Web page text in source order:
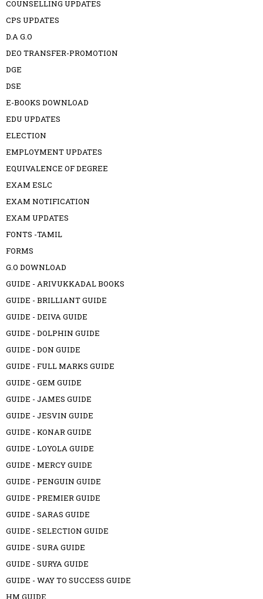
COUNSELLING UPDATES
CPS UPDATES
D.A G.O
DEO TRANSFER-PROMOTION
DGE
DSE
E-BOOKS DOWNLOAD
EDU UPDATES
ELECTION
EMPLOYMENT UPDATES
EQUIVALENCE OF DEGREE
EXAM ESLC
EXAM NOTIFICATION
EXAM UPDATES
FONTS -TAMIL
FORMS
G.O DOWNLOAD
GUIDE - ARIVUKKADAL BOOKS
GUIDE - BRILLIANT GUIDE
GUIDE - DEIVA GUIDE
GUIDE - DOLPHIN GUIDE
GUIDE - DON GUIDE
GUIDE - FULL MARKS GUIDE
GUIDE - GEM GUIDE
GUIDE - JAMES GUIDE
GUIDE - JESVIN GUIDE
GUIDE - KONAR GUIDE
GUIDE - LOYOLA GUIDE
GUIDE - MERCY GUIDE
GUIDE - PENGUIN GUIDE
GUIDE - PREMIER GUIDE
GUIDE - SARAS GUIDE
GUIDE - SELECTION GUIDE
GUIDE - SURA GUIDE
GUIDE - SURYA GUIDE
GUIDE - WAY TO SUCCESS GUIDE
HM GUIDE